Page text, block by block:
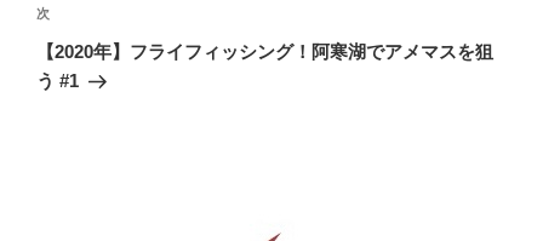
ゲ
ー
シ
次
の
投
次
【2020年】フライフィッシング！阿寒湖でアメマスを狙
う #1